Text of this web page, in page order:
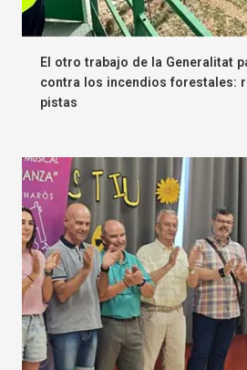
El otro trabajo de la Generalitat
contra los incendios forestales:
pistas